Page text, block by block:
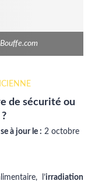
de sécurité ou
à jour le : 2 octobre
l’irradiation